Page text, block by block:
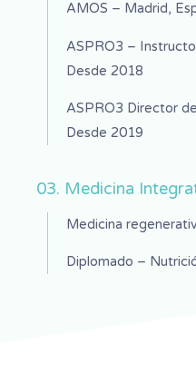
AMOS – Madrid,
ASPRO3 –
Desde 2018
ASPRO3 Director
Desde 2019
03. Medicina
Medicina
Diplomado –